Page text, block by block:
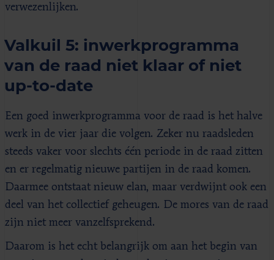
verwezenlijken.
Valkuil 5: inwerkprogramma
van de raad niet klaar of niet
up-to-date
Een goed inwerkprogramma voor de raad is het halve
werk in de vier jaar die volgen. Zeker nu raadsleden
steeds vaker voor slechts één periode in de raad zitten
en er regelmatig nieuwe partijen in de raad komen.
Daarmee ontstaat nieuw elan, maar verdwijnt ook een
deel van het collectief geheugen. De mores van de raad
zijn niet meer vanzelfsprekend.
Daarom is het echt belangrijk om aan het begin van